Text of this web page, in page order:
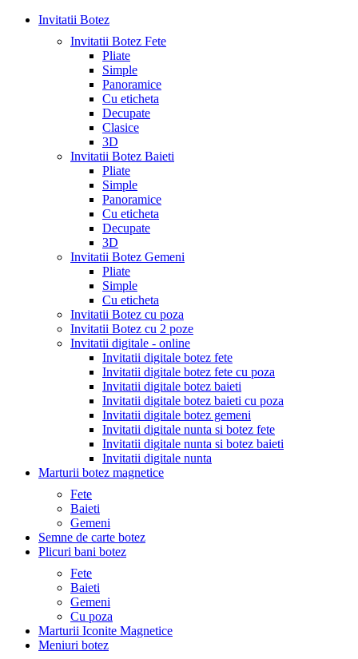
Invitatii Botez
Invitatii Botez Fete
Pliate
Simple
Panoramice
Cu eticheta
Decupate
Clasice
3D
Invitatii Botez Baieti
Pliate
Simple
Panoramice
Cu eticheta
Decupate
3D
Invitatii Botez Gemeni
Pliate
Simple
Cu eticheta
Invitatii Botez cu poza
Invitatii Botez cu 2 poze
Invitatii digitale - online
Invitatii digitale botez fete
Invitatii digitale botez fete cu poza
Invitatii digitale botez baieti
Invitatii digitale botez baieti cu poza
Invitatii digitale botez gemeni
Invitatii digitale nunta si botez fete
Invitatii digitale nunta si botez baieti
Invitatii digitale nunta
Marturii botez magnetice
Fete
Baieti
Gemeni
Semne de carte botez
Plicuri bani botez
Fete
Baieti
Gemeni
Cu poza
Marturii Iconite Magnetice
Meniuri botez